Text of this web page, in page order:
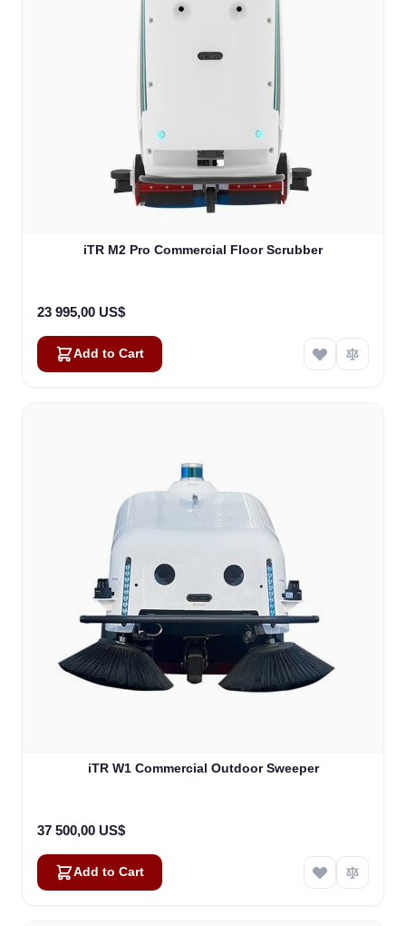
iTR M2 Pro Commercial Floor Scrubber
23 995,00 US$
Add to Cart
iTR W1 Commercial Outdoor Sweeper
37 500,00 US$
Add to Cart